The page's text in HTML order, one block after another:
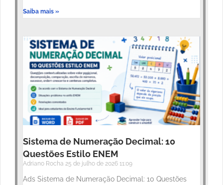
Saiba mais »
Sistema de Numeração Decimal: 10
Questões Estilo ENEM
Adriano Rocha 25 de julho de 2026 11:09
Ads Sistema de Numeração Decimal: 10 Questões